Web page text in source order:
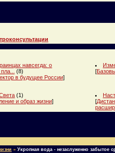
навсегда: о
(8)
в будущее России]
[
(1)
и образ жизни]
[
» Укропная вода - незаслуженно забытое